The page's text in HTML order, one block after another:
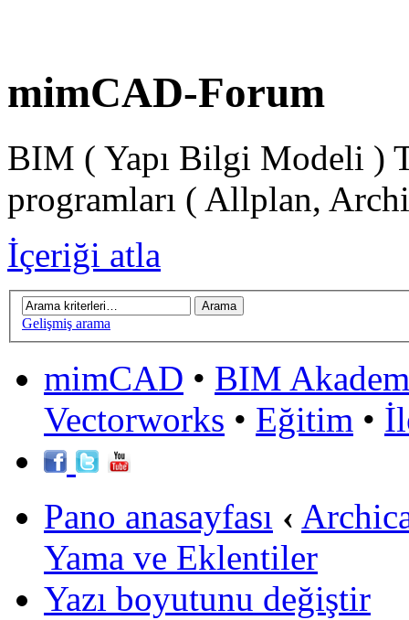
mimCAD-Forum
BIM ( Yapı Bilgi Modeli )
programları ( Allplan,
İçeriği atla
Gelişmiş arama
mimCAD • BIM
Vectorworks • Eğitim •
Pano anasayfası ‹
Yama ve Eklentiler
Yazı boyutunu değiştir